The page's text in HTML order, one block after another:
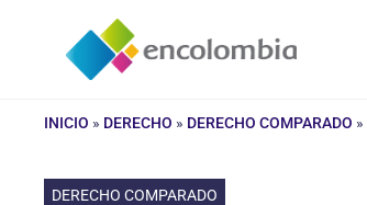
contenido
INICIO » DERECHO » DERECHO COMPARADO »
DERECHO COMPARADO